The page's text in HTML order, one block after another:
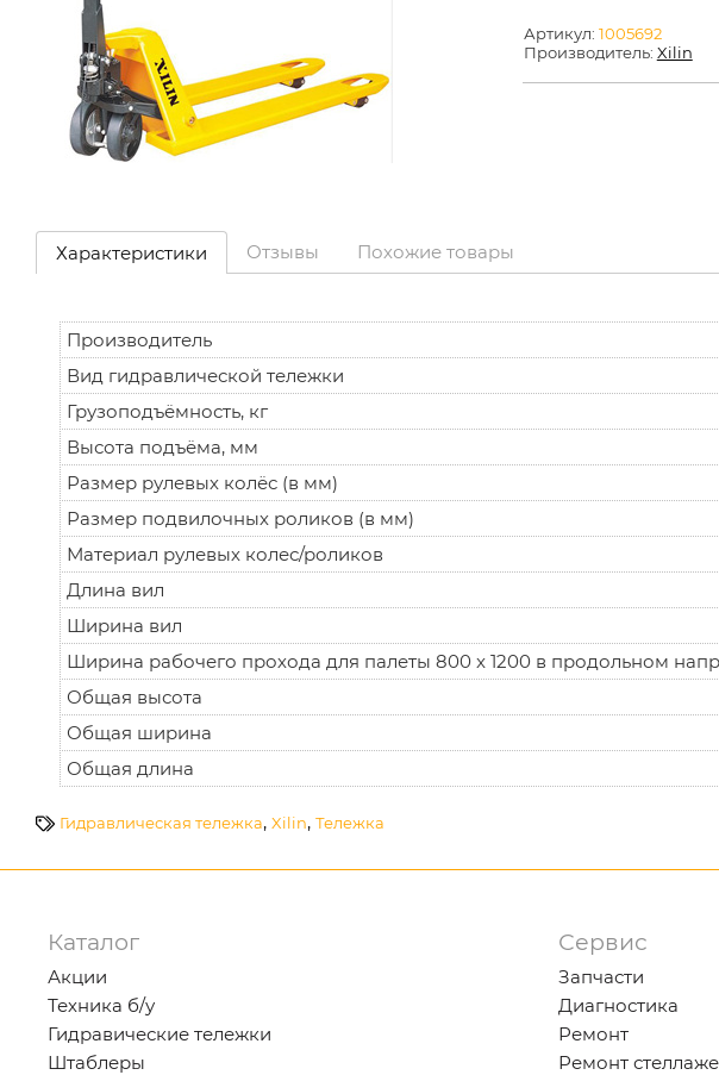
Артикул: 1005692
Производитель: Xilin
Характеристики Отзывы Похожие товары
Производитель
Вид гидравлической тележки
Грузоподъёмность, кг
Высота подъёма, мм
Размер рулевых колёс (в мм)
Размер подвилочных роликов (в мм)
Материал рулевых колес/роликов
Длина вил
Ширина вил
Ширина рабочего прохода для палеты 800 x 1200 в продольном
Общая высота
Общая ширина
Общая длина
Гидравлическая тележка, Xilin, Тележка
Каталог
Акции
Техника б/у
Гидравические тележки
Штаблеры
Сервис
Запчасти
Диагностика
Ремонт
Ремонт